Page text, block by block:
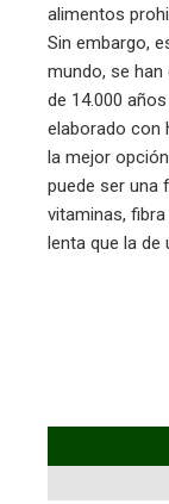
alimentos
Sin embargo,
mundo, se
de 14.000
elaborado con
la mejor
puede ser una
vitaminas,
lenta que la de